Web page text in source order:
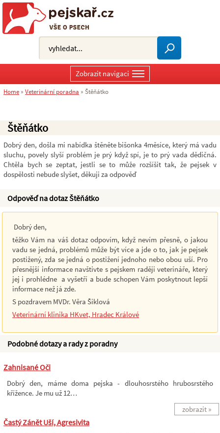
Štěňátko
Dobrý den, došla mi nabídka štěněte bišonka 4měsíce, který má vadu
sluchu, povely slyší problém je prý když spí, je to prý vada dědičná.
Chtěla bych se zeptat, jestli se to může rozšíšit tak, že pejsek v
dospělosti nebude slyšet, děkuji za odpověď
Odpověď na dotaz Štěňátko
Dobrý den,
těžko Vám na váš dotaz odpovím, když nevím přesně, o jakou
vadu se jedná, problémů může být více a jde o to, jak je pejsek
postižený, zda se jedná o postižení jednoho nebo obou uší. Pro
přesnější informace navštivte s pejskem raději veterináře, který
jej i prohlédne a vyšetří a bude schopen Vám poskytnout lepší
informace než já zde.
S pozdravem MVDr. Věra Šiklová
Veterinární klinika HKvet, Hradec Králové
Podobné dotazy a rady z poradny
Zahnisané Oči
Dobrý den, máme doma pejska - dlouhosrstého hrubosrstého
křížence. Je mu už 12…
zobrazit »
Častý Zánět Uší, Agresivita
Zobrazit navigaci
Home » Veterinární poradna » Štěňátko